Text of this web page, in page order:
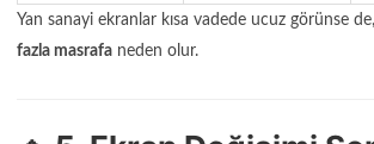
Yan sanayi ekranlar kısa vadede ucuz görünse
fazla masrafa neden olur.